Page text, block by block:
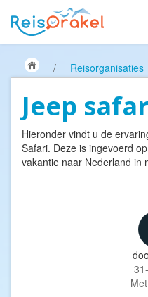
/ Reisorganisaties
Jeep
Hieronder vindt u de
Safari. Deze is ingevoerd
vakantie naar Nederland in